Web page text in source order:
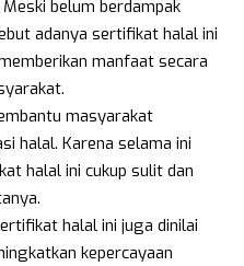
belum berdampak
adanya sertifikat halal ini
manfaat secara
masyarakat
halal. Karena selama ini
halal ini cukup sulit dan
halal ini juga dinilai
kepercayaan